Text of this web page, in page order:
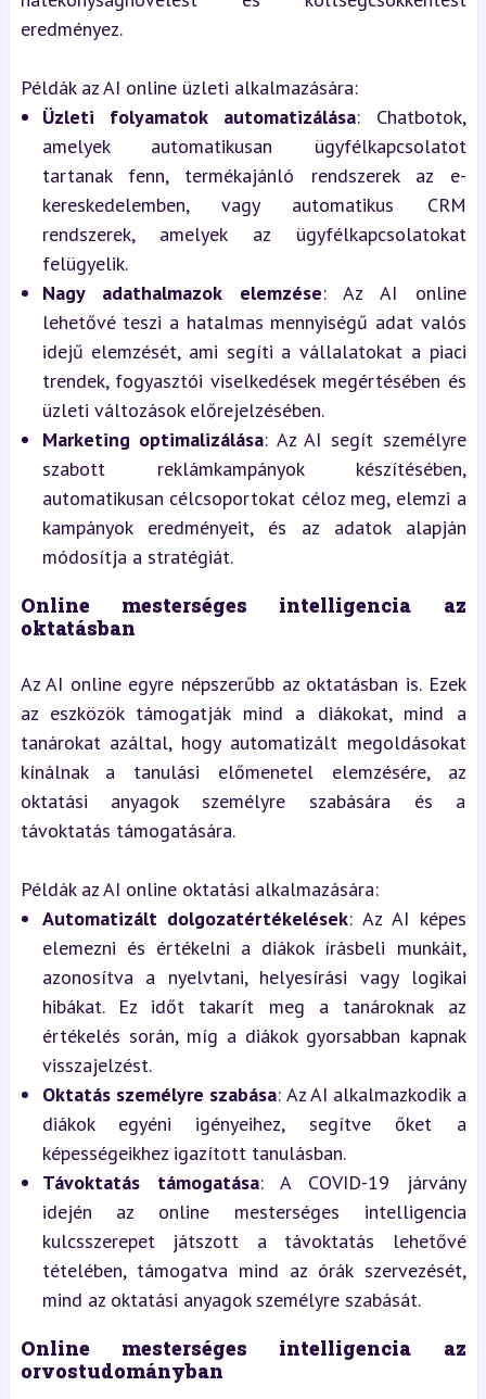
eredményez.
Példák az AI online üzleti alkalmazására:
Üzleti folyamatok automatizálása: Chatbotok,
amelyek automatikusan ügyfélkapcsolatot
tartanak fenn, termékajánló rendszerek az e-
kereskedelemben, vagy automatikus CRM
rendszerek, amelyek az ügyfélkapcsolatokat
felügyelik.
Nagy adathalmazok elemzése: Az AI online
lehetővé teszi a hatalmas mennyiségű adat valós
idejű elemzését, ami segíti a vállalatokat a piaci
trendek, fogyasztói viselkedések megértésében és
üzleti változások előrejelzésében.
Marketing optimalizálása: Az AI segít személyre
szabott reklámkampányok készítésében,
automatikusan célcsoportokat céloz meg, elemzi a
kampányok eredményeit, és az adatok alapján
módosítja a stratégiát.
Online mesterséges intelligencia az
oktatásban
Az AI online egyre népszerűbb az oktatásban is. Ezek
az eszközök támogatják mind a diákokat, mind a
tanárokat azáltal, hogy automatizált megoldásokat
kínálnak a tanulási előmenetel elemzésére, az
oktatási anyagok személyre szabására és a
távoktatás támogatására.
Példák az AI online oktatási alkalmazására:
Automatizált dolgozatértékelések: Az AI képes
elemezni és értékelni a diákok írásbeli munkáit,
azonosítva a nyelvtani, helyesírási vagy logikai
hibákat. Ez időt takarít meg a tanároknak az
értékelés során, míg a diákok gyorsabban kapnak
visszajelzést.
Oktatás személyre szabása: Az AI alkalmazkodik a
diákok egyéni igényeihez, segítve őket a
képességeikhez igazított tanulásban.
Távoktatás támogatása: A COVID-19 járvány
idején az online mesterséges intelligencia
kulcsszerepet játszott a távoktatás lehetővé
tételében, támogatva mind az órák szervezését,
mind az oktatási anyagok személyre szabását.
Online mesterséges intelligencia az
orvostudományban